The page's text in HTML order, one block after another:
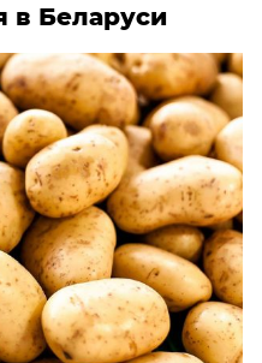
в Беларуси